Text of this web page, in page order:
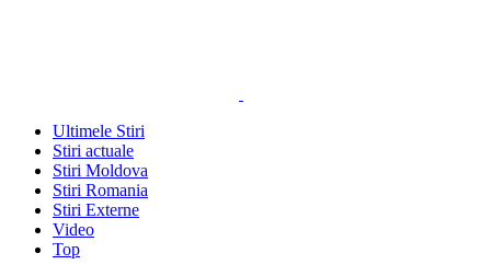
Ultimele Stiri
Stiri actuale
Stiri Moldova
Stiri Romania
Stiri Externe
Video
Top